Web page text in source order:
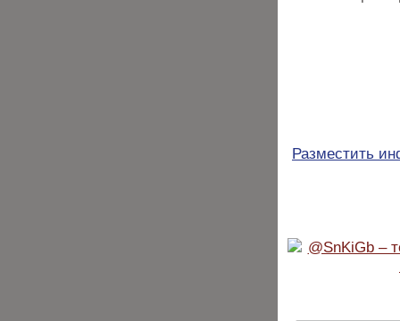
Разместить